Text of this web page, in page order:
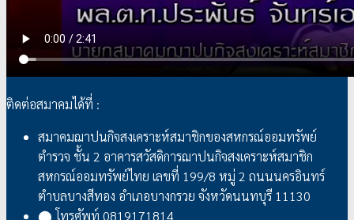
ติดต่อสมาคมได้ที่ :
สมาคมฌาปนกิจสงเคราะห์สมาชิกของสหกรณ์ออมทรัพย์
ตำรวจ ชั้น 2 อาคารสวัสดิการฌาปนกิจสงเคราะห์สมาชิก
สหกรณ์ออมทรัพย์ไทย เลขที่ 199/8 หมู่ 2 ถนนนครอินทร์
ตำบลบางสีทอง อำเภอบางกรวย จังหวัดนนทบุรี 11130
⬤ โทรศัพท์ 0819171814